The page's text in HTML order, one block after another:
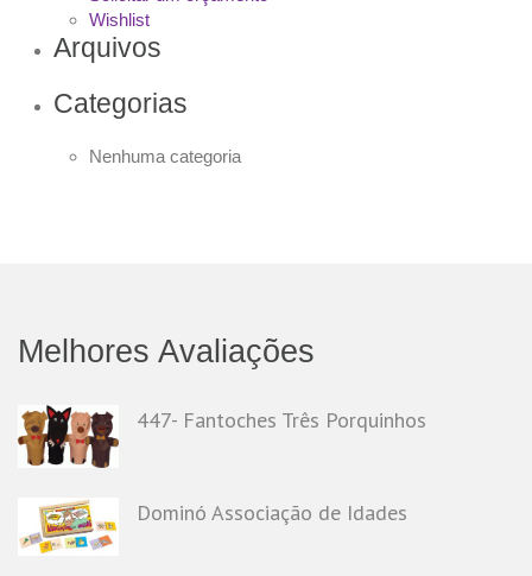
Wishlist
Arquivos
Categorias
Nenhuma categoria
Melhores Avaliações
447- Fantoches Três Porquinhos
Dominó Associação de Idades